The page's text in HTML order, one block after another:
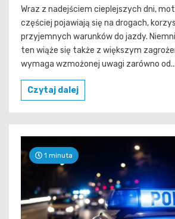
Wraz z nadejściem cieplejszych dni,
częściej pojawiają się na drogach,
przyjemnych warunków do jazdy.
ten wiąże się także z większym
wymaga wzmożonej uwagi zarówno od...
Czytaj dalej
1 minuta